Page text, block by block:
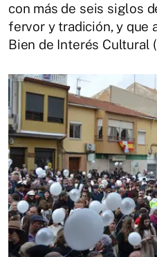
con más de seis siglos
fervor y tradición, y que
Bien de Interés Cultural